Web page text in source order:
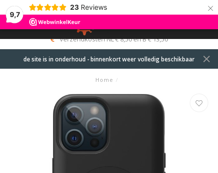
9,7
23 Reviews ×
MENU
0
verzendkosten NL € 8,50 en B € 13,50
de site is in onderhoud - binnenkort weer volledig beschikbaar
Home /